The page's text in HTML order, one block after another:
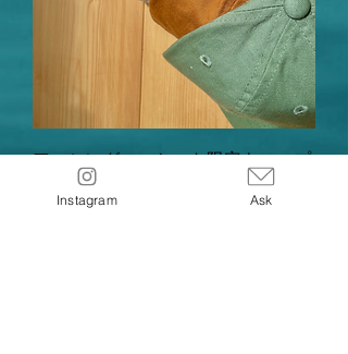
アーシングマーケット限定キャップ
通常価格
￥4,400セール価格
再入荷
Instagram Ask